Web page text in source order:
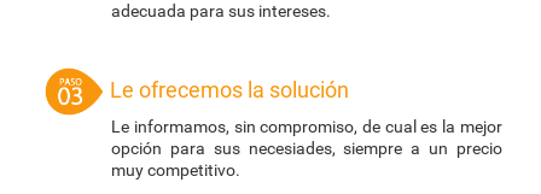
adecuada para sus intereses.
Le ofrecemos la solución
Le informamos, sin compromiso, de cual es la mejor
opción para sus necesiades, siempre a un precio
muy competitivo.